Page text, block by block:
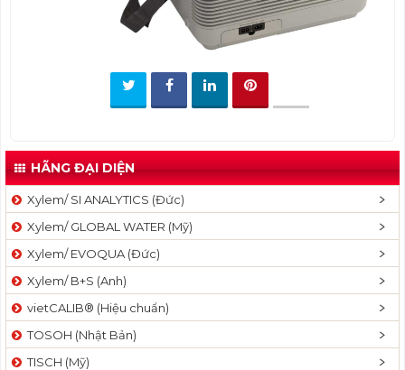
HÃNG ĐẠI DIỆN
Xylem/ SI ANALYTICS (Đức)
Xylem/ GLOBAL WATER (Mỹ)
Xylem/ EVOQUA (Đức)
Xylem/ B+S (Anh)
vietCALIB® (Hiệu chuẩn)
TOSOH (Nhật Bản)
TISCH (Mỹ)